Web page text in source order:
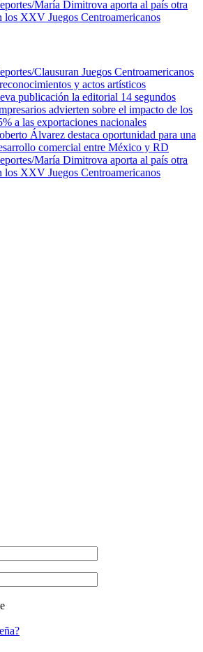
María Dimitrova aporta al país otra
los XXV Juegos Centroamericanos
Clausuran Juegos Centroamericanos
y actos artísticos
publicación la editorial 14 segundos
advierten sobre el impacto de los
a las exportaciones nacionales
Álvarez destaca oportunidad para una
comercial entre México y RD
María Dimitrova aporta al país otra
los XXV Juegos Centroamericanos